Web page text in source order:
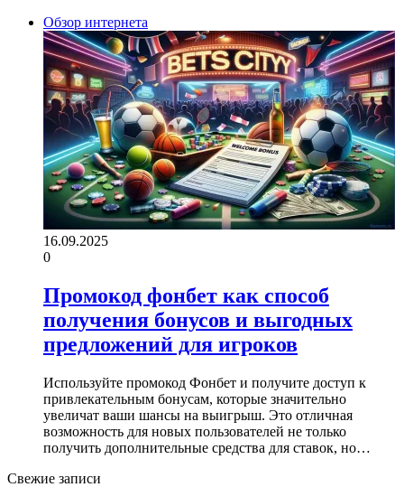
Обзор интернета
16.09.2025
0
Промокод фонбет как способ
получения бонусов и выгодных
предложений для игроков
Используйте промокод Фонбет и получите доступ к
привлекательным бонусам, которые значительно
увеличат ваши шансы на выигрыш. Это отличная
возможность для новых пользователей не только
получить дополнительные средства для ставок, но…
Свежие записи